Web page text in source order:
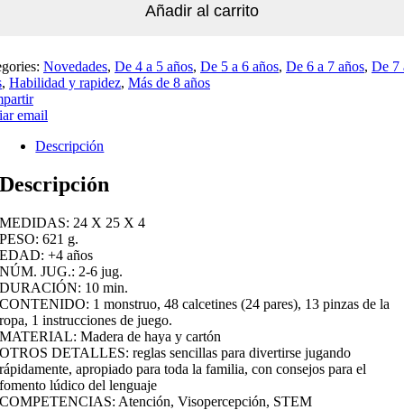
Añadir al carrito
Novedades, De 4 a 5 años, De 5 a 6 años, De 6 a 7 años, De 7
, Habilidad y rapidez, Más de 8 años
email
Descripción
Descripción
MEDIDAS: 24 X 25 X 4
PESO: 621 g.
EDAD: +4 años
NÚM. JUG.: 2-6 jug.
DURACIÓN: 10 min.
CONTENIDO: 1 monstruo, 48 calcetines (24 pares), 13 pinzas de la
ropa, 1 instrucciones de juego.
MATERIAL: Madera de haya y cartón
OTROS DETALLES: reglas sencillas para divertirse jugando
rápidamente, apropiado para toda la familia, con consejos para el
fomento lúdico del lenguaje
COMPETENCIAS: Atención, Visopercepción, STEM